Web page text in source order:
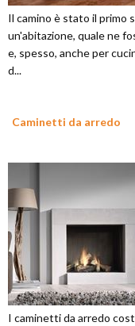
Il camino è stato il primo
un'abitazione, quale ne
e, spesso, anche per
d...
Caminetti da arredo
I caminetti da arredo